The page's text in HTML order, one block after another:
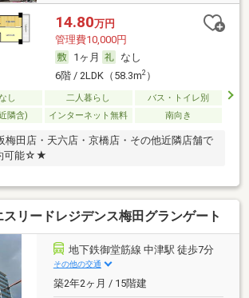
14.80万円
管理費10,000円
1ヶ月
なし
6階 / 2LDK（58.3m2）
し 二人暮らし
バス・トイレ別
隣含)
インターネット無料 南向き
田店・天六店・京橋店・その他近隣店舗で
可能☆★
スリードレジデンス梅田グランゲート
地下鉄御堂筋線 中津駅 徒歩7分
その他の交通
築2年2ヶ月 / 15階建